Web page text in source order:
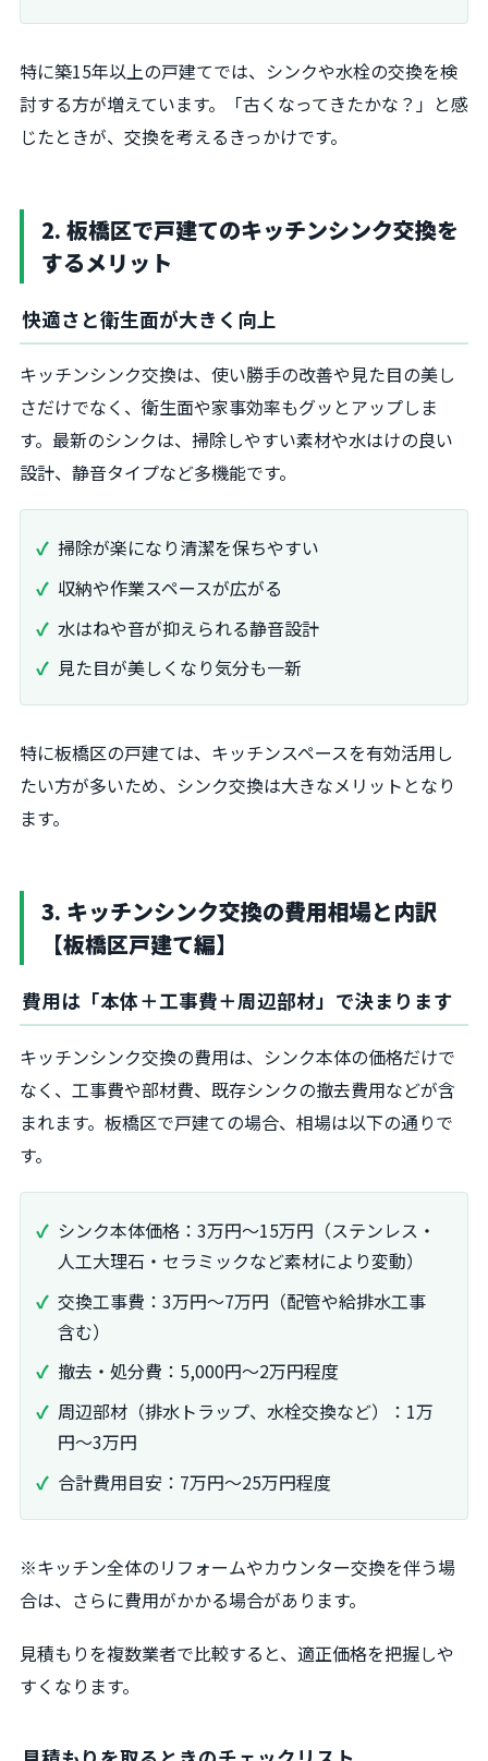
特に築15年以上の戸建てでは、シンクや水栓の交換を検
討する方が増えています。「古くなってきたかな？」と感
じたときが、交換を考えるきっかけです。
2. 板橋区で戸建てのキッチンシンク交換を
するメリット
快適さと衛生面が大きく向上
キッチンシンク交換は、使い勝手の改善や見た目の美し
さだけでなく、衛生面や家事効率もグッとアップしま
す。最新のシンクは、掃除しやすい素材や水はけの良い
設計、静音タイプなど多機能です。
掃除が楽になり清潔を保ちやすい
収納や作業スペースが広がる
水はねや音が抑えられる静音設計
見た目が美しくなり気分も一新
特に板橋区の戸建ては、キッチンスペースを有効活用し
たい方が多いため、シンク交換は大きなメリットとなり
ます。
3. キッチンシンク交換の費用相場と内訳
【板橋区戸建て編】
費用は「本体＋工事費＋周辺部材」で決まります
キッチンシンク交換の費用は、シンク本体の価格だけで
なく、工事費や部材費、既存シンクの撤去費用などが含
まれます。板橋区で戸建ての場合、相場は以下の通りで
す。
シンク本体価格：3万円〜15万円（ステンレス・
人工大理石・セラミックなど素材により変動）
交換工事費：3万円〜7万円（配管や給排水工事
含む）
撤去・処分費：5,000円〜2万円程度
周辺部材（排水トラップ、水栓交換など）：1万
円〜3万円
合計費用目安：7万円〜25万円程度
※キッチン全体のリフォームやカウンター交換を伴う場
合は、さらに費用がかかる場合があります。
見積もりを複数業者で比較すると、適正価格を把握しや
すくなります。